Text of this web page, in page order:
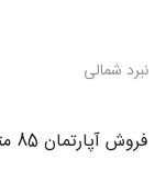
نبرد شمالی
فروش آپارتمان 85 متری